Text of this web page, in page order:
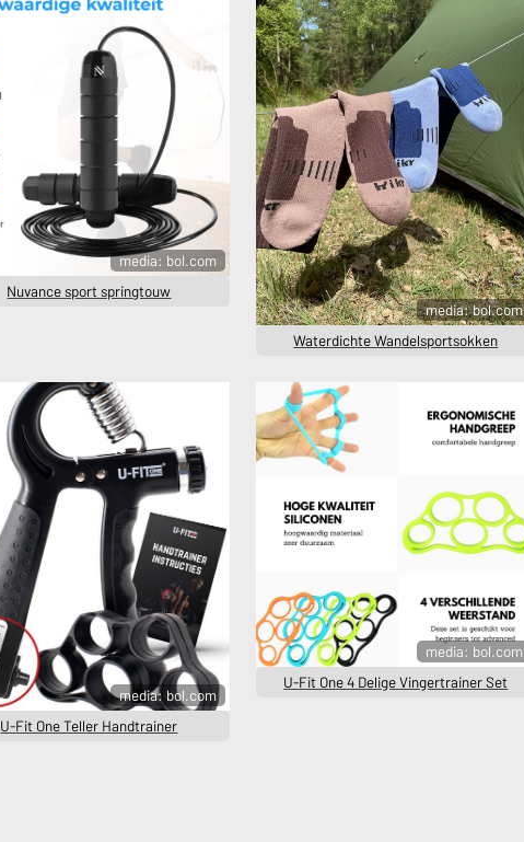
media: bol.com
Nuvance sport springtouw
media: bol.com
Waterdichte Wandelsportsokken
media: bol.com
U-Fit One Teller Handtrainer
media: bol.com
U-Fit One 4 Delige Vingertrainer Set